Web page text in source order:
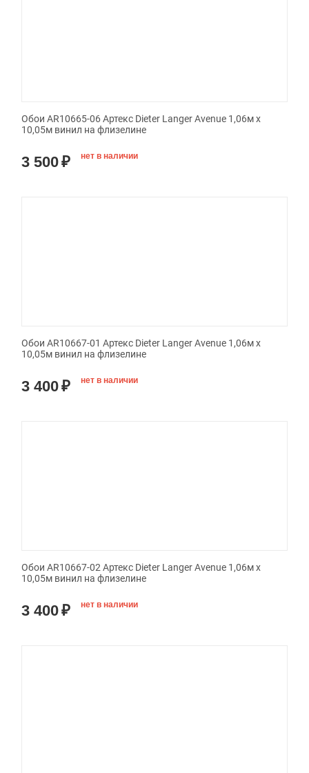
Обои AR10665-06 Артекс Dieter Langer Avenue 1,06м х
10,05м винил на флизелине
3 500₽ нет в наличии
Обои AR10667-01 Артекс Dieter Langer Avenue 1,06м х
10,05м винил на флизелине
3 400₽ нет в наличии
Обои AR10667-02 Артекс Dieter Langer Avenue 1,06м х
10,05м винил на флизелине
3 400₽ нет в наличии